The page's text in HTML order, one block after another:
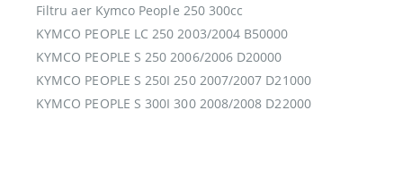
Filtru aer Kymco People 250 300cc
KYMCO PEOPLE LC 250 2003/2004 B50000
KYMCO PEOPLE S 250 2006/2006 D20000
KYMCO PEOPLE S 250I 250 2007/2007 D21000
KYMCO PEOPLE S 300I 300 2008/2008 D22000